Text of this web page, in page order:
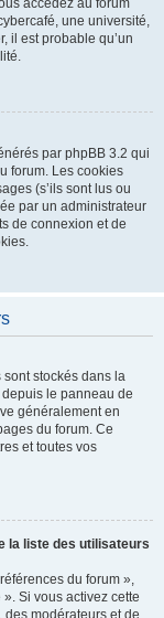
accédez au forum
une université,
il est probable qu’un
par phpBB 3.2 qui
forum. Les cookies
(s’ils sont lus ou
par un administrateur
de connexion et de
stockés dans la
le panneau de
généralement en
du forum. Ce
et toutes vos
la liste des utilisateurs
du forum »,
Si vous activez cette
modérateurs et de